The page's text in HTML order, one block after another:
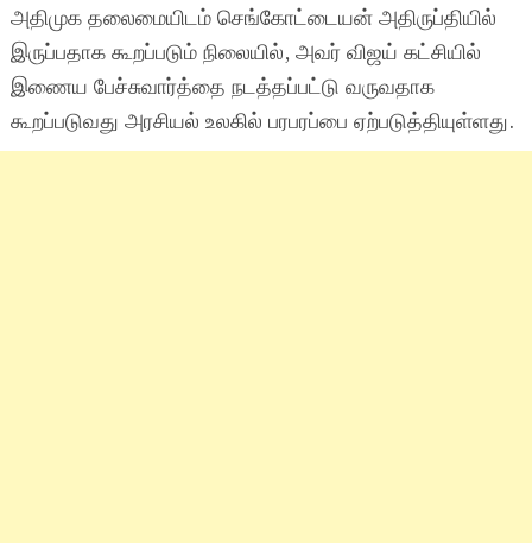
அதிமுக தலைமையிடம் செங்கோட்டையன் அதிருப்தியில்
இருப்பதாக கூறப்படும் நிலையில், அவர் விஜய் கட்சியில்
இணைய பேச்சுவார்த்தை நடத்தப்பட்டு வருவதாக
கூறப்படுவது அரசியல் உலகில் பரபரப்பை ஏற்படுத்தியுள்ளது.